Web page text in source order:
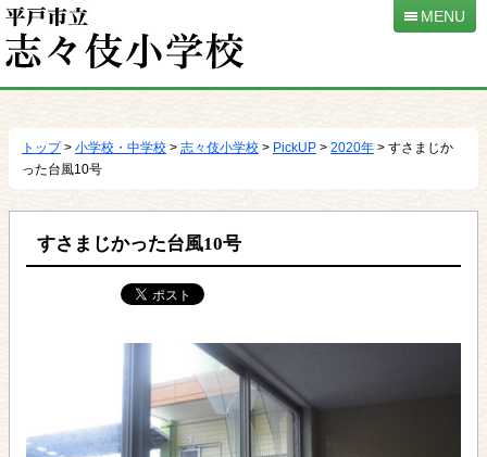
動
MENU
トップ> 小学校・中学校 > 志々伎小学校 > PickUP > 2020年 > すさまじか
った台風10号
すさまじかった台風10号